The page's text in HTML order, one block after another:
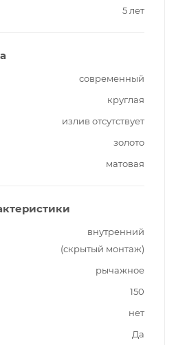
5 лет
современный
круглая
излив отсутствует
золото
матовая
внутренний
(скрытый монтаж)
рычажное
150
нет
Да